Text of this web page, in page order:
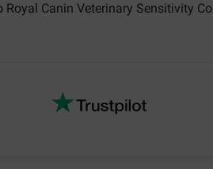
Canin Veterinary Sensitivity